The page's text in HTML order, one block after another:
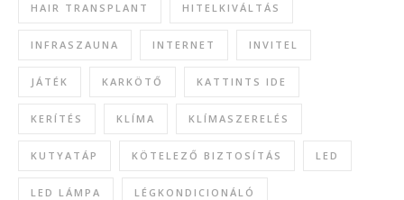
HAIR TRANSPLANT HITELKIVÁLTÁS
INFRASZAUNA INTERNET INVITEL
JÁTÉK KARKÖTŐ KATTINTS IDE
KERÍTÉS KLÍMA KLÍMASZERELÉS
KUTYATÁP KÖTELEZŐ BIZTOSÍTÁS LED
LED LÁMPA LÉGKONDICIONÁLÓ